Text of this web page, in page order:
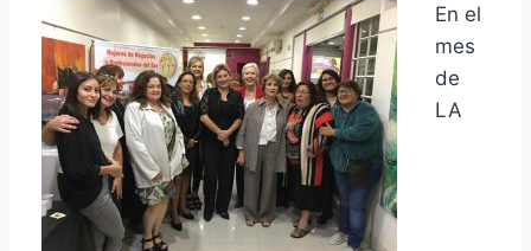
En el
mes
de
LA